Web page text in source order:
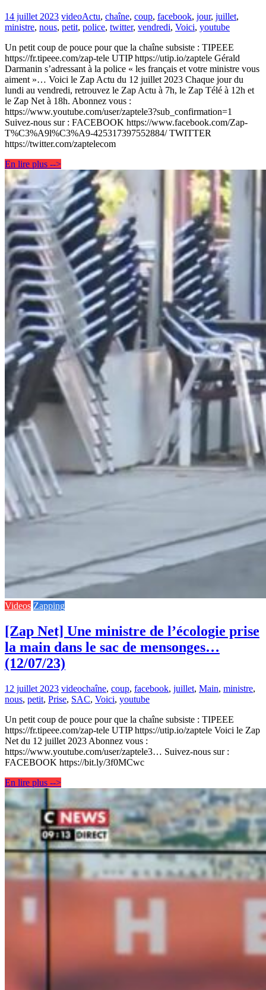
14 juillet 2023 videoActu, chaîne, coup, facebook, jour, juillet,
ministre, nous, petit, police, twitter, vendredi, Voici, youtube
Un petit coup de pouce pour que la chaîne subsiste : TIPEEE
https://fr.tipeee.com/zap-tele UTIP https://utip.io/zaptele Gérald
Darmanin s’adressant à la police « les français et votre ministre vous
aiment »… Voici le Zap Actu du 12 juillet 2023 Chaque jour du
lundi au vendredi, retrouvez le Zap Actu à 7h, le Zap Télé à 12h et
le Zap Net à 18h. Abonnez vous :
https://www.youtube.com/user/zaptele3?sub_confirmation=1
Suivez-nous sur : FACEBOOK https://www.facebook.com/Zap-
T%C3%A9l%C3%A9-425317397552884/ TWITTER
https://twitter.com/zaptelecom
En lire plus -->
Videos Zapping
[Zap Net] Une ministre de l’écologie prise
la main dans le sac de mensonges…
(12/07/23)
12 juillet 2023 videochaîne, coup, facebook, juillet, Main, ministre,
nous, petit, Prise, SAC, Voici, youtube
Un petit coup de pouce pour que la chaîne subsiste : TIPEEE
https://fr.tipeee.com/zap-tele UTIP https://utip.io/zaptele Voici le Zap
Net du 12 juillet 2023 Abonnez vous :
https://www.youtube.com/user/zaptele3… Suivez-nous sur :
FACEBOOK https://bit.ly/3f0MCwc
En lire plus -->